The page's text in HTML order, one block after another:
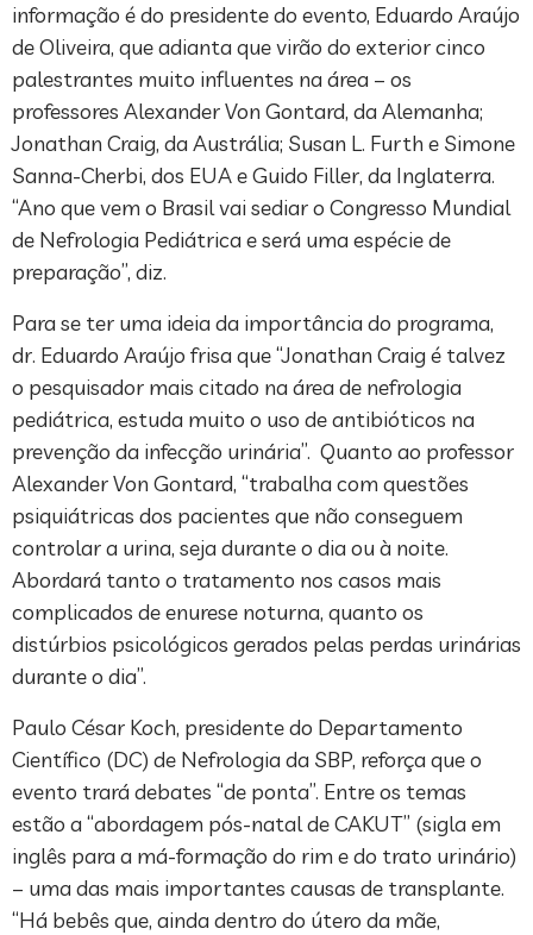
informação é do presidente do evento, Eduardo Araújo
de Oliveira, que adianta que virão do exterior cinco
palestrantes muito influentes na área – os
professores Alexander Von Gontard, da Alemanha;
Jonathan Craig, da Austrália; Susan L. Furth e Simone
Sanna-Cherbi, dos EUA e Guido Filler, da Inglaterra.
“Ano que vem o Brasil vai sediar o Congresso Mundial
de Nefrologia Pediátrica e será uma espécie de
preparação”, diz.
Para se ter uma ideia da importância do programa,
dr. Eduardo Araújo frisa que “Jonathan Craig é talvez
o pesquisador mais citado na área de nefrologia
pediátrica, estuda muito o uso de antibióticos na
prevenção da infecção urinária”. Quanto ao professor
Alexander Von Gontard, “trabalha com questões
psiquiátricas dos pacientes que não conseguem
controlar a urina, seja durante o dia ou à noite.
Abordará tanto o tratamento nos casos mais
complicados de enurese noturna, quanto os
distúrbios psicológicos gerados pelas perdas urinárias
durante o dia”.
Paulo César Koch, presidente do Departamento
Científico (DC) de Nefrologia da SBP, reforça que o
evento trará debates “de ponta”. Entre os temas
estão a “abordagem pós-natal de CAKUT” (sigla em
inglês para a má-formação do rim e do trato urinário)
– uma das mais importantes causas de transplante.
“Há bebês que, ainda dentro do útero da mãe,